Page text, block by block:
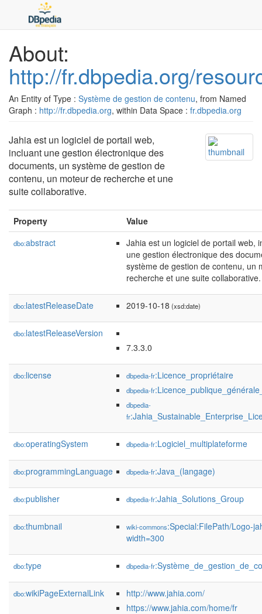
About:
http://fr.dbpedia.org/
An Entity of Type : Système de gestion de contenu, from Named
Graph : http://fr.dbpedia.org, within Data Space : fr.dbpedia.org
Jahia est un logiciel de portail web,
incluant une gestion électronique des
documents, un système de gestion de
contenu, un moteur de recherche et une
suite collaborative.
Property Value
dbo:abstract
Jahia est un logiciel de portail web,
une gestion électronique des
système de gestion de contenu, un
recherche et une suite collaborative.
dbo:latestReleaseDate 2019-10-18 (xsd:date)
dbo:latestReleaseVersion
7.3.3.0
dbo:license dbpedia-fr:Licence_propriétaire
dbpedia-fr
dbpedia-
fr
dbo:operatingSystem dbpedia-fr:Logiciel_multiplateforme
dbo:programmingLanguage dbpedia-fr:Java_(langage)
dbo:publisher dbpedia-fr:Jahia_Solutions_Group
dbo:thumbnail wiki-commons:Special:FilePath/Logo-
width=300
dbo:type dbpedia-fr
dbo:wikiPageExternalLink
http://www.jahia.com/
https://www.jahia.com/home/fr